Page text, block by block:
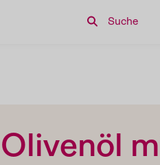
Suche
Olivenöl